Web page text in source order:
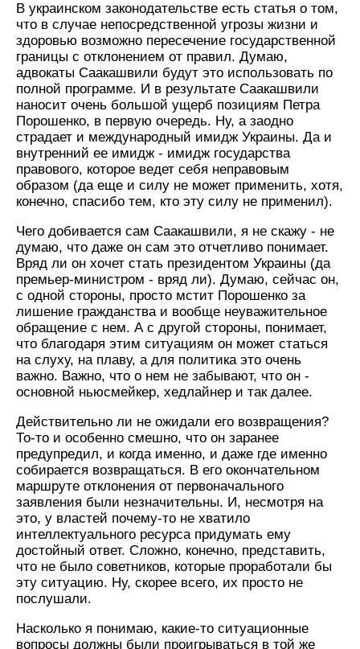
В украинском законодательстве есть статья о том,
что в случае непосредственной угрозы жизни и
здоровью возможно пересечение государственной
границы с отклонением от правил. Думаю,
адвокаты Саакашвили будут это использовать по
полной программе. И в результате Саакашвили
наносит очень большой ущерб позициям Петра
Порошенко, в первую очередь. Ну, а заодно
страдает и международный имидж Украины. Да и
внутренний ее имидж - имидж государства
правового, которое ведет себя неправовым
образом (да еще и силу не может применить, хотя,
конечно, спасибо тем, кто эту силу не применил).
Чего добивается сам Саакашвили, я не скажу - не
думаю, что даже он сам это отчетливо понимает.
Вряд ли он хочет стать президентом Украины (да
премьер-министром - вряд ли). Думаю, сейчас он,
с одной стороны, просто мстит Порошенко за
лишение гражданства и вообще неуважительное
обращение с нем. А с другой стороны, понимает,
что благодаря этим ситуациям он может статься
на слуху, на плаву, а для политика это очень
важно. Важно, что о нем не забывают, что он -
основной ньюсмейкер, хедлайнер и так далее.
Действительно ли не ожидали его возвращения?
То-то и особенно смешно, что он заранее
предупредил, и когда именно, и даже где именно
собирается возвращаться. В его окончательном
маршруте отклонения от первоначального
заявления были незначительны. И, несмотря на
это, у властей почему-то не хватило
интеллектуального ресурса придумать ему
достойный ответ. Сложно, конечно, представить,
что не было советников, которые проработали бы
эту ситуацию. Ну, скорее всего, их просто не
послушали.
Насколько я понимаю, какие-то ситуационные
вопросы должны были проигрываться в той же